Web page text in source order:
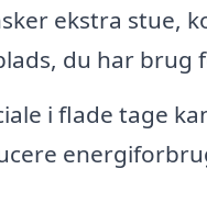
ekstra stue,
du har brug
i flade tage